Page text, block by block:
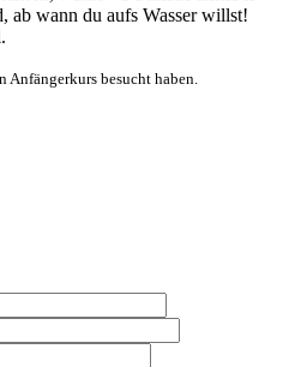
ab wann du aufs Wasser willst!
Anfängerkurs besucht haben.